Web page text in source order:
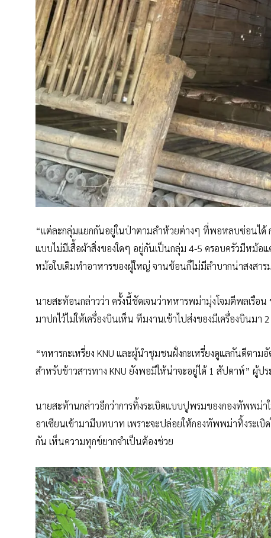
“แต่ละกลุ่มแยกกันอยู่ในป่าตามลำห้วยต่างๆ ที่พอหลบซ่อนได้
แบบไม่มีเสื้อผ้าสิ่งของใดๆ อยู่กันเป็นกลุ่ม 4-5 ครอบครัวมีหม้อ
หม้อใบเดิมทำอาหารของผู้ใหญ่ จานช้อนก็ไม่มีลำบากน่าสงสา
นายสะท้อนกล่าวว่า ครั้งนี้ชัดเจนว่าทหารพม่ามุ่งโจมตีพลเรือน
มาปกไว้ไม่ให้เครื่องบินเห็น ทีมงานเข้าไปส่งของมีเครื่องบินมา
“ทหารกะเหรี่ยง KNU และผู้นำชุมชนฝั่งกะเหรี่ยงดูแลกันดีตา
สำหรับข้าวสารทาง KNU ยังพอมีให้น่าจะอยู่ได้ 1 สัปดาห์” ผู้ป
นายสะท้านกล่าวอีกว่าการทิ้งระเบิดแบบปูพรมของกองทัพพม่
อาเซียนเข้ามามีบทบาท เพราะจะปล่อยให้กองทัพพม่าทิ้งระ
กัน เห็นความทุกข์ยากจำเป็นต้องช่วย